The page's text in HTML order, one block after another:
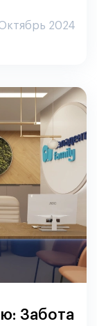
2024
Забота